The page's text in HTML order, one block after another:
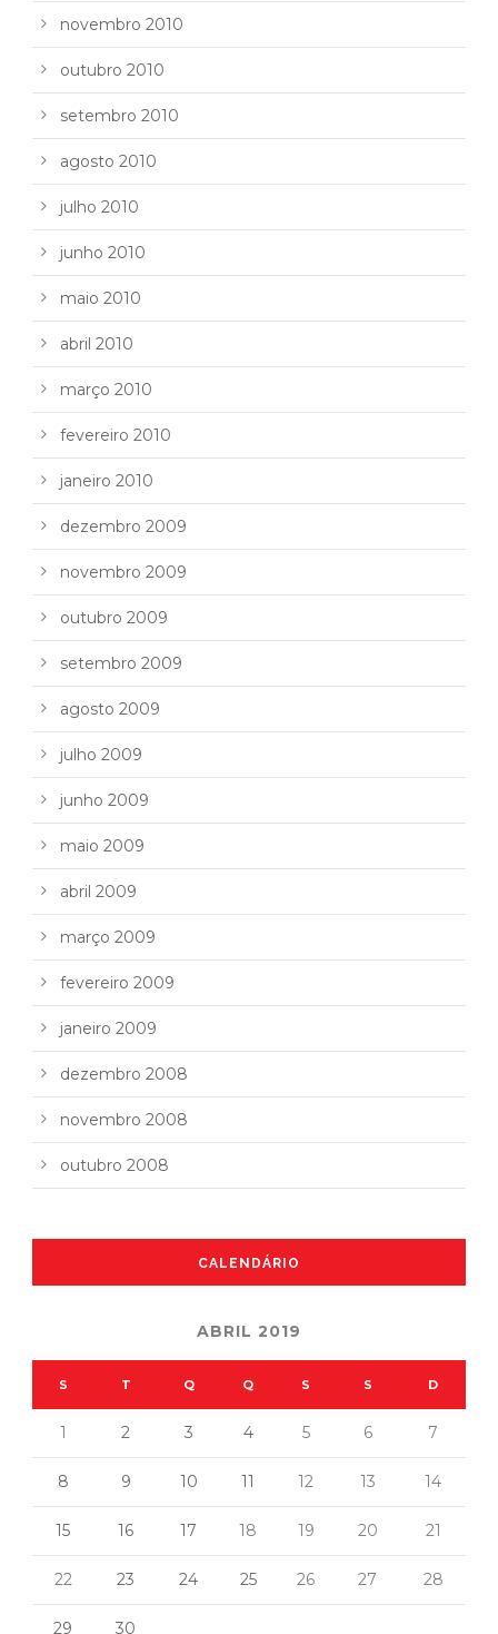
novembro 2010
outubro 2010
setembro 2010
agosto 2010
julho 2010
junho 2010
maio 2010
abril 2010
março 2010
fevereiro 2010
janeiro 2010
dezembro 2009
novembro 2009
outubro 2009
setembro 2009
agosto 2009
julho 2009
junho 2009
maio 2009
abril 2009
março 2009
fevereiro 2009
janeiro 2009
dezembro 2008
novembro 2008
outubro 2008
CALENDÁRIO
ABRIL 2019
S T Q Q S S D
1 2 3 4 5 6 7
8 9 10 11 12 13 14
15 16 17 18 19 20 21
22 23 24 25 26 27 28
29 30